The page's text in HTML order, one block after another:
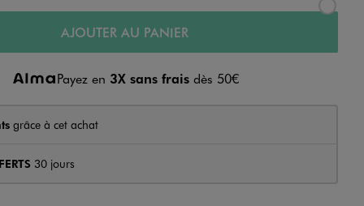
AJOUTER AU PANIER
Payez en 3X sans fraisdès 50€
grâce à cet achat
30 jours